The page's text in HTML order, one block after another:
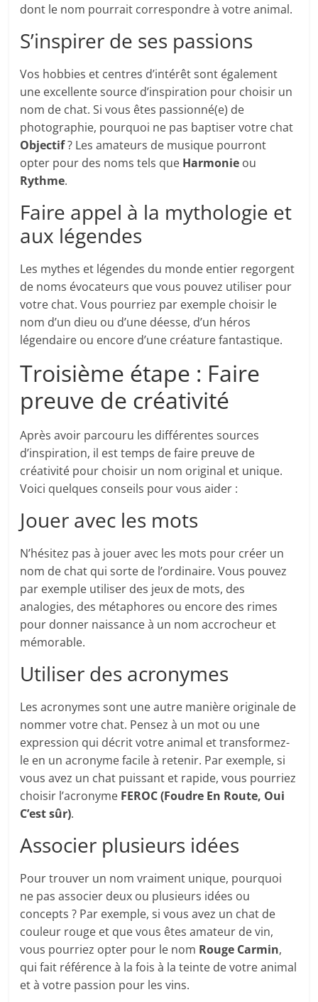
dont le nom pourrait correspondre à votre animal.
S’inspirer de ses passions
Vos hobbies et centres d’intérêt sont également
une excellente source d’inspiration pour choisir un
nom de chat. Si vous êtes passionné(e) de
photographie, pourquoi ne pas baptiser votre chat
Objectif? Les amateurs de musique pourront
opter pour des noms tels que Harmonie ou
Rythme.
Faire appel à la mythologie et
aux légendes
Les mythes et légendes du monde entier regorgent
de noms évocateurs que vous pouvez utiliser pour
votre chat. Vous pourriez par exemple choisir le
nom d’un dieu ou d’une déesse, d’un héros
légendaire ou encore d’une créature fantastique.
Troisième étape : Faire
preuve de créativité
Après avoir parcouru les différentes sources
d’inspiration, il est temps de faire preuve de
créativité pour choisir un nom original et unique.
Voici quelques conseils pour vous aider :
Jouer avec les mots
N’hésitez pas à jouer avec les mots pour créer un
nom de chat qui sorte de l’ordinaire. Vous pouvez
par exemple utiliser des jeux de mots, des
analogies, des métaphores ou encore des rimes
pour donner naissance à un nom accrocheur et
mémorable.
Utiliser des acronymes
Les acronymes sont une autre manière originale de
nommer votre chat. Pensez à un mot ou une
expression qui décrit votre animal et transformez-
le en un acronyme facile à retenir. Par exemple, si
vous avez un chat puissant et rapide, vous pourriez
choisir l’acronyme FEROC (Foudre En Route, Oui
C’est sûr).
Associer plusieurs idées
Pour trouver un nom vraiment unique, pourquoi
ne pas associer deux ou plusieurs idées ou
concepts ? Par exemple, si vous avez un chat de
couleur rouge et que vous êtes amateur de vin,
vous pourriez opter pour le nom Rouge Carmin,
qui fait référence à la fois à la teinte de votre animal
et à votre passion pour les vins.